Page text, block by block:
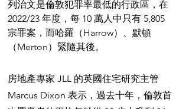
列治文是倫敦犯罪率最低的行政區，在
2022/23 年度，每 10 萬人中只有 5,805
宗罪案，而哈羅（Harrow）、默頓
（Merton）緊隨其後。
房地產專家 JLL 的英國住宅研究主管
Marcus Dixon 表示，過去十年，倫敦首